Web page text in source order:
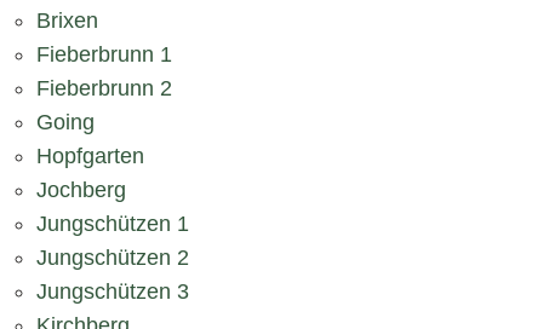
Brixen
Fieberbrunn 1
Fieberbrunn 2
Going
Hopfgarten
Jochberg
Jungschützen 1
Jungschützen 2
Jungschützen 3